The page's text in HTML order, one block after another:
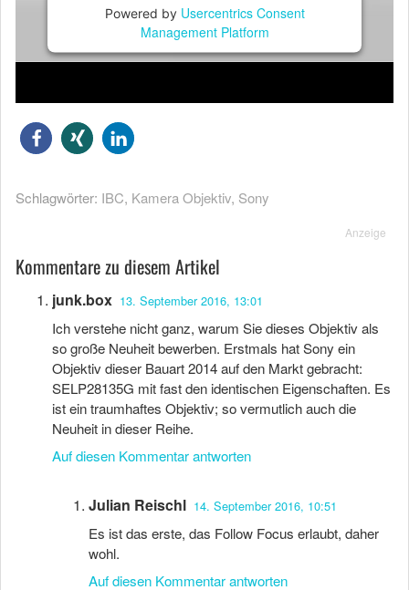
Powered by Usercentrics Consent
Management Platform
Schlagwörter: IBC, Kamera Objektiv, Sony
Anzeige
Kommentare zu diesem Artikel
junk.box 13. September 2016, 13:01
Ich verstehe nicht ganz, warum Sie dieses Objektiv als
so große Neuheit bewerben. Erstmals hat Sony ein
Objektiv dieser Bauart 2014 auf den Markt gebracht:
SELP28135G mit fast den identischen Eigenschaften. Es
ist ein traumhaftes Objektiv; so vermutlich auch die
Neuheit in dieser Reihe.
Auf diesen Kommentar antworten
Julian Reischl 14. September 2016, 10:51
Es ist das erste, das Follow Focus erlaubt, daher
wohl.
Auf diesen Kommentar antworten